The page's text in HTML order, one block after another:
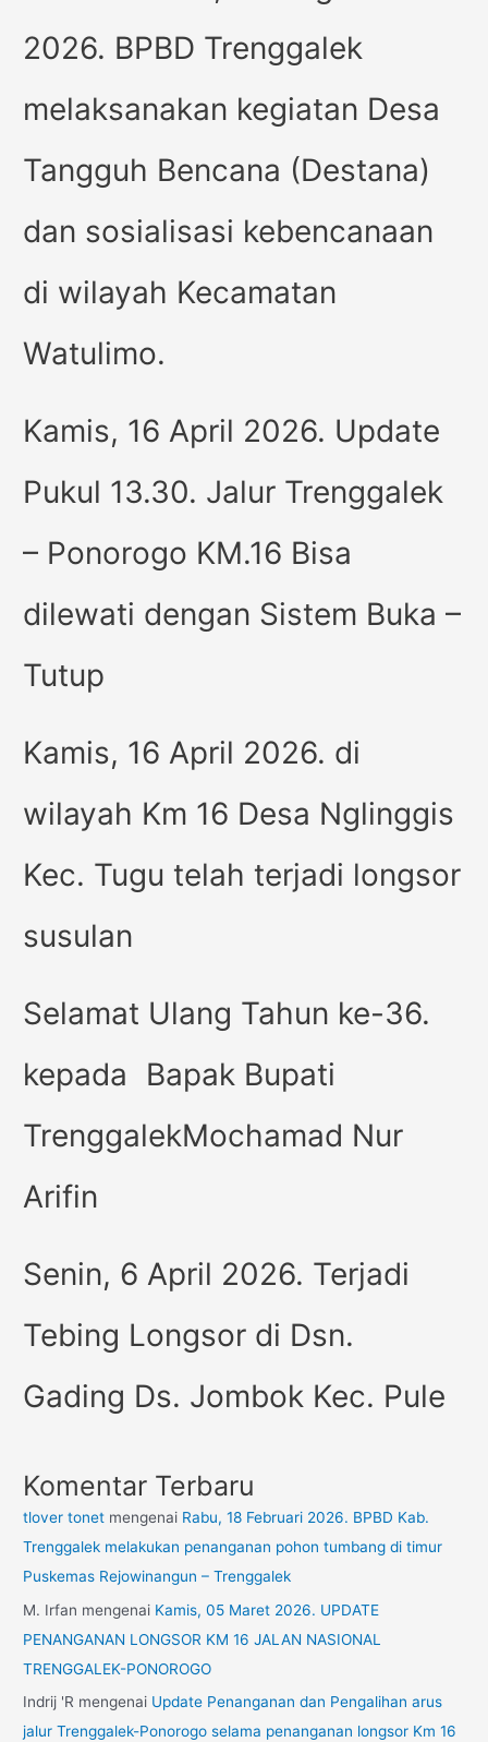
2026. BPBD Trenggalek
melaksanakan kegiatan Desa
Tangguh Bencana (Destana)
dan sosialisasi kebencanaan
di wilayah Kecamatan
Watulimo.
Kamis, 16 April 2026. Update
Pukul 13.30. Jalur Trenggalek
– Ponorogo KM.16 Bisa
dilewati dengan Sistem Buka –
Tutup
Kamis, 16 April 2026. di
wilayah Km 16 Desa Nglinggis
Kec. Tugu telah terjadi longsor
susulan
Selamat Ulang Tahun ke-36.
kepada Bapak Bupati
TrenggalekMochamad Nur
Arifin
Senin, 6 April 2026. Terjadi
Tebing Longsor di Dsn.
Gading Ds. Jombok Kec. Pule
Komentar Terbaru
tlover tonet mengenai Rabu, 18 Februari 2026. BPBD Kab.
Trenggalek melakukan penanganan pohon tumbang di timur
Puskemas Rejowinangun – Trenggalek
M. Irfan mengenai Kamis, 05 Maret 2026. UPDATE
PENANGANAN LONGSOR KM 16 JALAN NASIONAL
TRENGGALEK-PONOROGO
Indrij 'R mengenai Update Penanganan dan Pengalihan arus
jalur Trenggalek-Ponorogo selama penanganan longsor Km 16